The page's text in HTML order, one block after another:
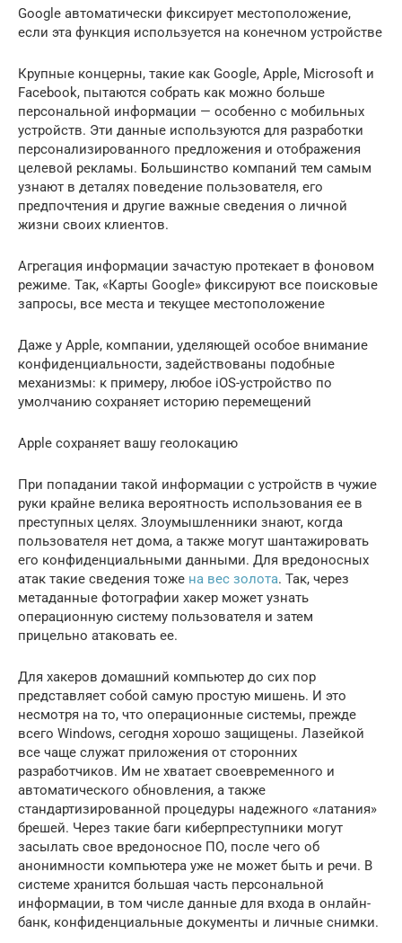
Google автоматически фиксирует местоположение,
если эта функция используется на конечном устройстве
Крупные концерны, такие как Google, Apple, Microsoft и
Face­book, пытаются собрать как можно больше
персональной информации — особенно с мобильных
устройств. Эти данные используются для разработки
персонализированного предложения и отображения
целевой рекламы. Большинство компаний тем самым
узнают в деталях поведение пользователя, его
предпочтения и другие важные сведения о личной
жизни своих клиентов.
Агрегация информации зачастую протекает в фоновом
режиме. Так, «Карты Google» фиксируют все поисковые
запросы, все места и текущее местоположение
Даже у Apple, компании, уделяющей особое внимание
конфиденциальности, задействованы подобные
механизмы: к примеру, любое iOS-устройство по
умолчанию сохраняет историю перемещений
Apple сохраняет вашу геолокацию
При попадании такой информации с устройств в чужие
руки крайне велика вероятность использования ее в
преступных целях. Злоумышленники знают, когда
пользователя нет дома, а также могут шантажировать
его конфиденциальными данными. Для вредоносных
атак такие сведения тоже на вес золота. Так, через
метаданные фотографии хакер может узнать
операционную систему пользователя и затем
прицельно атаковать ее.
Для хакеров домашний компьютер до сих пор
представляет собой самую простую мишень. И это
несмотря на то, что операционные системы, прежде
всего Windows, сегодня хорошо защищены. Лазейкой
все чаще служат приложения от сторонних
разработчиков. Им не хватает своевременного и
автоматического обновления, а также
стандартизированной процедуры надежного «латания»
брешей. Через такие баги киберпреступники могут
засылать свое вредоносное ПО, после чего об
анонимности компьютера уже не может быть и речи. В
системе хранится большая часть персональной
информации, в том числе данные для входа в онлайн-
банк, конфиденциальные документы и личные снимки.